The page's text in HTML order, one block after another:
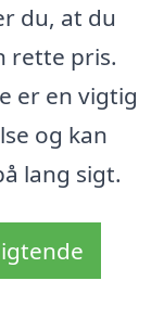
du, at du
rette pris.
er en vigtig
og kan
lang sigt.